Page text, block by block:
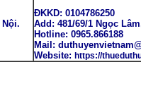
Nội.
ĐKKD: 0104786250
Add: 481/69/1 Ngọc
Hotline: 0965.866188
Mail:
Website: https://